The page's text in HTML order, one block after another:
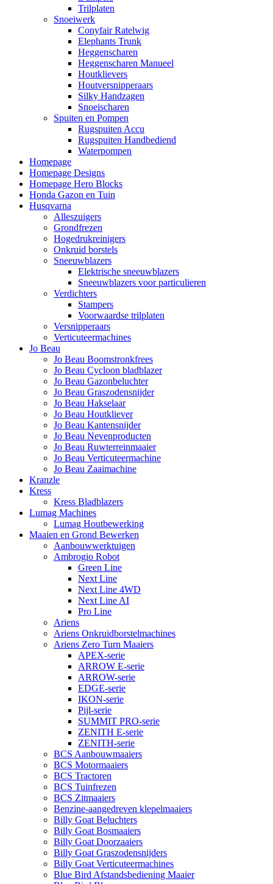
Trilplaten
Snoeiwerk
Conyfair Ratelwig
Elephants Trunk
Heggenscharen
Heggenscharen Manueel
Houtklievers
Houtversnipperaars
Silky Handzagen
Snoeischaren
Spuiten en Pompen
Rugspuiten Accu
Rugspuiten Handbediend
Waterpompen
Homepage
Homepage Designs
Homepage Hero Blocks
Honda Gazon en Tuin
Husqvarna
Alleszuigers
Grondfrezen
Hogedrukreinigers
Onkruid borstels
Sneeuwblazers
Elektrische sneeuwblazers
Sneeuwblazers voor particulieren
Verdichters
Stampers
Voorwaardse trilplaten
Versnipperaars
Verticuteermachines
Jo Beau
Jo Beau Boomstronkfrees
Jo Beau Cycloon bladblazer
Jo Beau Gazonbeluchter
Jo Beau Graszodensnijder
Jo Beau Hakselaar
Jo Beau Houtkliever
Jo Beau Kantensnijder
Jo Beau Nevenproducten
Jo Beau Ruwterreinmaaier
Jo Beau Verticuteermachine
Jo Beau Zaaimachine
Kranzle
Kress
Kress Bladblazers
Lumag Machines
Lumag Houtbewerking
Maaien en Grond Bewerken
Aanbouwwerktuigen
Ambrogio Robot
Green Line
Next Line
Next Line 4WD
Next Line AI
Pro Line
Ariens
Ariens Onkruidborstelmachines
Ariens Zero Turn Maaiers
APEX-serie
ARROW E-serie
ARROW-serie
EDGE-serie
IKON-serie
Pijl-serie
SUMMIT PRO-serie
ZENITH E-serie
ZENITH-serie
BCS Aanbouwmaaiers
BCS Motormaaiers
BCS Tractoren
BCS Tuinfrezen
BCS Zitmaaiers
Benzine-aangedreven klepelmaaiers
Billy Goat Beluchters
Billy Goat Bosmaaiers
Billy Goat Doorzaaiers
Billy Goat Graszodensnijders
Billy Goat Verticuteermachines
Blue Bird Afstandsbediening Maaier